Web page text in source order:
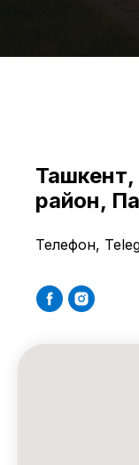
район,
Телефон,